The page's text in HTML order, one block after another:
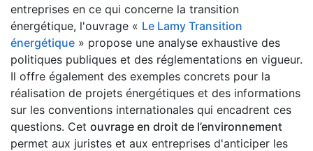
entreprises en ce qui concerne la transition
énergétique, l'ouvrage « Le Lamy Transition
énergétique » propose une analyse exhaustive des
politiques publiques et des réglementations en vigueur.
Il offre également des exemples concrets pour la
réalisation de projets énergétiques et des informations
sur les conventions internationales qui encadrent ces
questions. Cet ouvrage en droit de l’environnement
permet aux juristes et aux entreprises d'anticiper les